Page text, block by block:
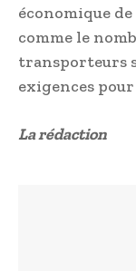
économique
comme le
transporteurs
exigences
La rédaction